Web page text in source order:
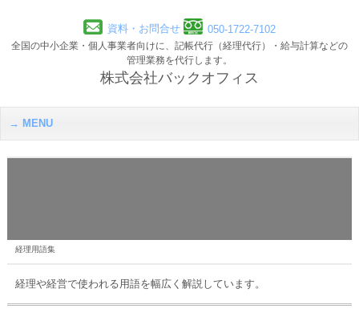
資料・お問合せ 050-1722-7102
全国の中小企業・個人事業者向けに、記帳代行（経理代行）・給与計算などの
管理業務を代行します。
株式会社バックオフィス
MENU
経理用語集
経理や経営で使われる用語を幅広く解説しています。